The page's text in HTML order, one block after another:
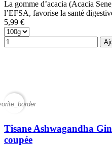
La gomme d’acacia (Acacia
l’EFSA, favorise la santé
5,99 €
Tisane Ashwagandha
coupée